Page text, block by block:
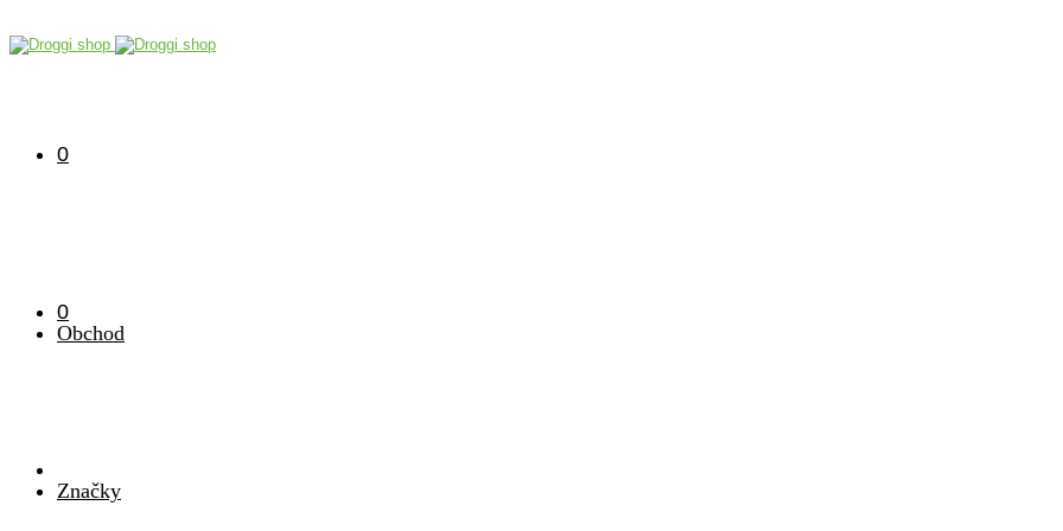
0
0
Obchod
Značky